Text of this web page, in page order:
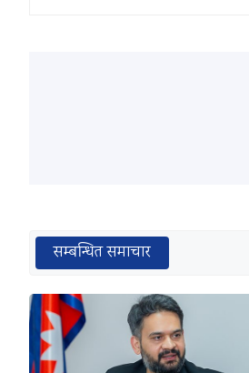
सम्बन्धित समाचार